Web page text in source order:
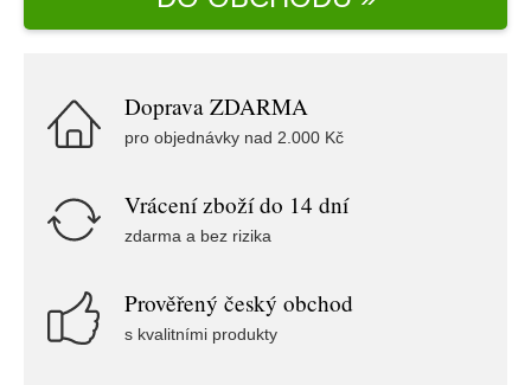
Doprava ZDARMA
pro objednávky nad 2.000 Kč
Vrácení zboží do 14 dní
zdarma a bez rizika
Prověřený český obchod
s kvalitními produkty